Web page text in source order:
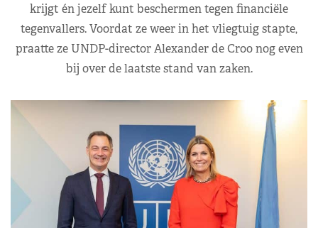
krijgt én jezelf kunt beschermen tegen financiële
tegenvallers. Voordat ze weer in het vliegtuig stapte,
praatte ze UNDP-director Alexander de Croo nog even
bij over de laatste stand van zaken.